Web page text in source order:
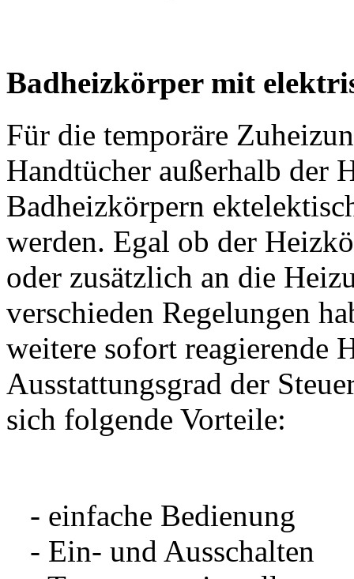
Badheizkörper mit
Für die temporäre
Handtücher außerhalb der
Badheizkörpern
werden. Egal ob der
oder zusätzlich an die
verschieden Regelungen
weitere sofort reagierende
Ausstattungsgrad der
sich folgende Vorteile:
- einfache Bedienung
- Ein- und Ausschalten